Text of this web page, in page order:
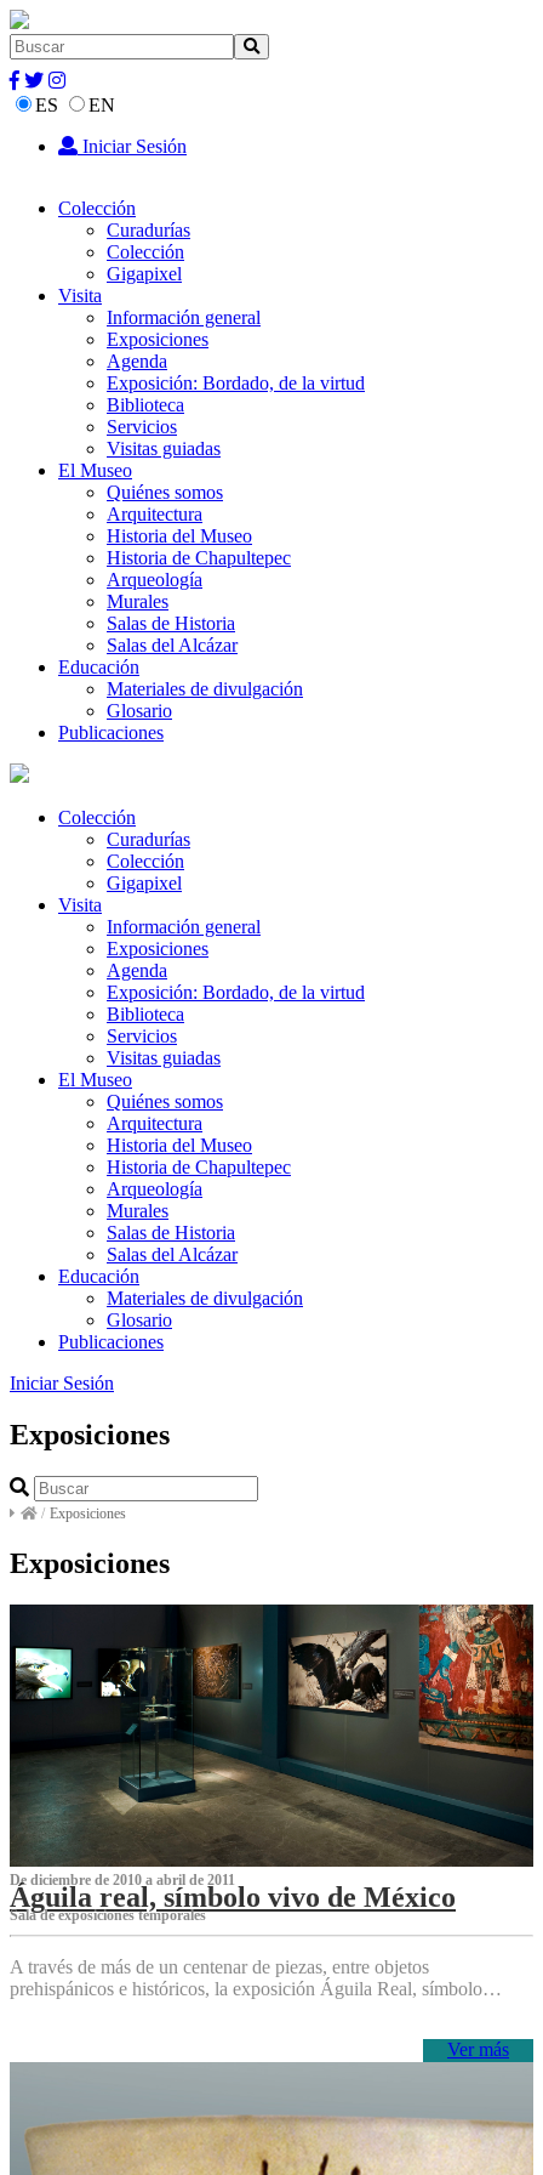
ES
EN
Iniciar Sesión
Colección
Curadurías
Colección
Gigapixel
Visita
Información general
Exposiciones
Agenda
Exposición: Bordado, de la virtud
Biblioteca
Servicios
Visitas guiadas
El Museo
Quiénes somos
Arquitectura
Historia del Museo
Historia de Chapultepec
Arqueología
Murales
Salas de Historia
Salas del Alcázar
Educación
Materiales de divulgación
Glosario
Publicaciones
Colección
Curadurías
Colección
Gigapixel
Visita
Información general
Exposiciones
Agenda
Exposición: Bordado, de la virtud
Biblioteca
Servicios
Visitas guiadas
El Museo
Quiénes somos
Arquitectura
Historia del Museo
Historia de Chapultepec
Arqueología
Murales
Salas de Historia
Salas del Alcázar
Educación
Materiales de divulgación
Glosario
Publicaciones
Iniciar Sesión
Exposiciones
/ Exposiciones
Exposiciones
De diciembre de 2010 a abril de 2011
Águila real, símbolo vivo de México
Sala de exposiciones temporales
A través de más de un centenar de piezas, entre objetos
prehispánicos e históricos, la exposición Águila Real, símbolo…
Ver más